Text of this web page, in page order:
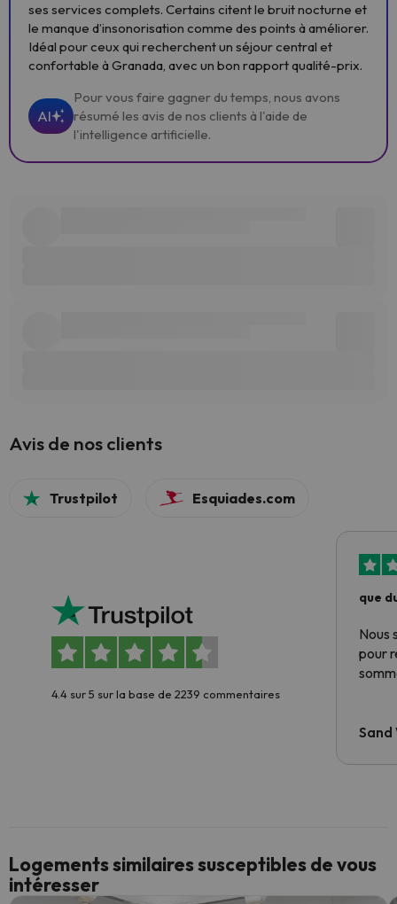
ses services complets. Certains citent le bruit nocturne et
le manque d’insonorisation comme des points à améliorer.
Idéal pour ceux qui recherchent un séjour central et
confortable à Granada, avec un bon rapport qualité-prix.
AI
Pour vous faire gagner du temps, nous avons
résumé les avis de nos clients à l'aide de
l'intelligence artificielle.
Avis de nos clients
Trustpilot Esquiades.com
4.4 sur 5 sur la base de 2239 commentaires
que
Nous
pour
Sand
Logements similaires susceptibles de vous
intéresser